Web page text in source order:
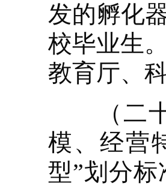
发的孵化
校毕业生
教育厅、
（二十
模、经营
型”划分